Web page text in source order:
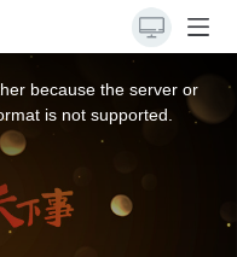
because the server or
is not supported.